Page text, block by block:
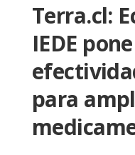
Terra.cl:
IEDE
para